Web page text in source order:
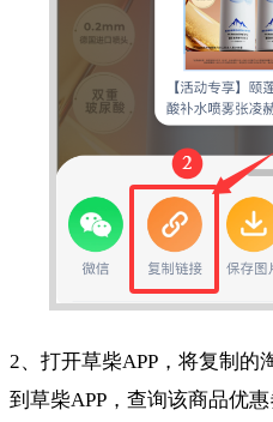
2、打开草柴APP，将复制的
到草柴APP，查询该商品优惠